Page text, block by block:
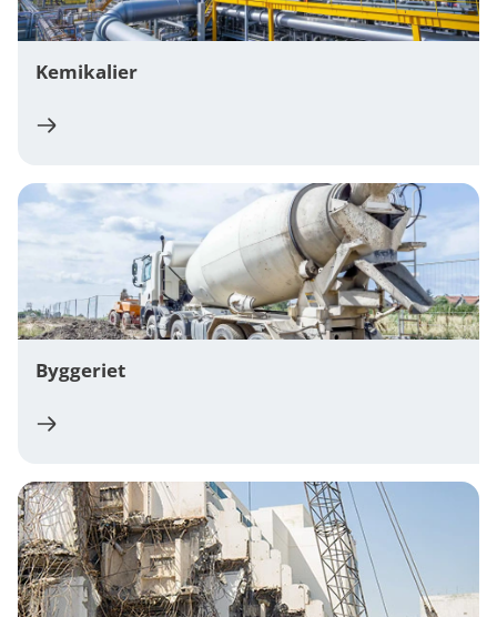
Kemikalier
Byggeriet